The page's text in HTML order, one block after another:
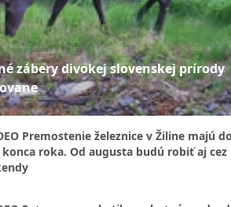
zábery divokej slovenskej prírody
Premostenie železnice v Žiline majú
roka. Od augusta budú robiť aj cez